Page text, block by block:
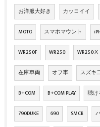
お洋服大好き カッコイイ
MOTO スマホマウント
WR250F WR250 WR250Ⅹ
在庫車両 オフ車 スズキ
B+COM B+COM PLAY 聴け
790DUKE 690 SMCR